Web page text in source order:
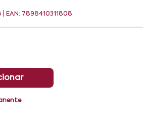
EAN: 7898410311808